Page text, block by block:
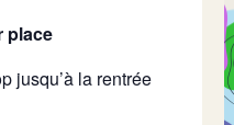
place
jusqu’à la rentrée